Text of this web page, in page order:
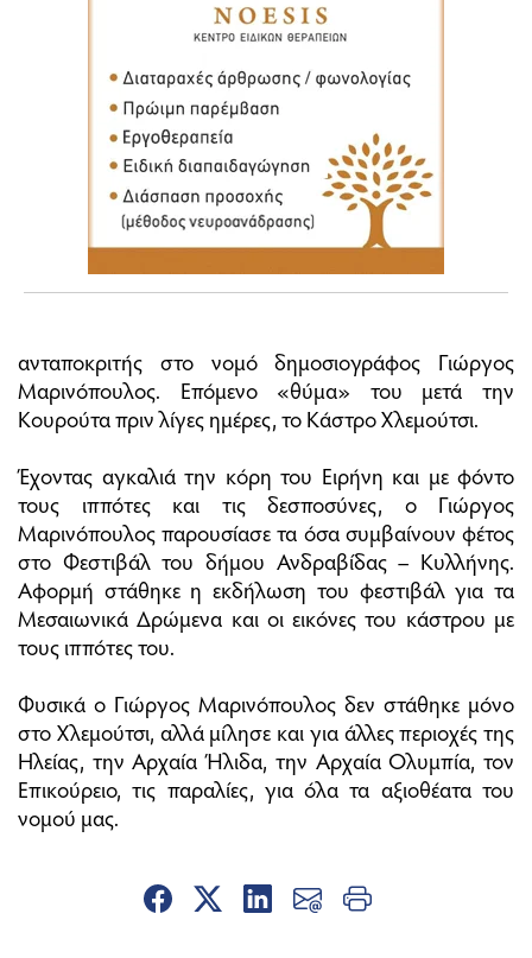
ανταποκριτής στο νομό δημοσιογράφος Γιώργος
Μαρινόπουλος. Επόμενο «θύμα» του μετά την
Κουρούτα πριν λίγες ημέρες, το Κάστρο Χλεμούτσι.
Έχοντας αγκαλιά την κόρη του Ειρήνη και με φόντο
τους ιππότες και τις δεσποσύνες, ο Γιώργος
Μαρινόπουλος παρουσίασε τα όσα συμβαίνουν φέτος
στο Φεστιβάλ του δήμου Ανδραβίδας – Κυλλήνης.
Αφορμή στάθηκε η εκδήλωση του φεστιβάλ για τα
Μεσαιωνικά Δρώμενα και οι εικόνες του κάστρου με
τους ιππότες του.
Φυσικά ο Γιώργος Μαρινόπουλος δεν στάθηκε μόνο
στο Χλεμούτσι, αλλά μίλησε και για άλλες περιοχές της
Ηλείας, την Αρχαία Ήλιδα, την Αρχαία Ολυμπία, τον
Επικούρειο, τις παραλίες, για όλα τα αξιοθέατα του
νομού μας.